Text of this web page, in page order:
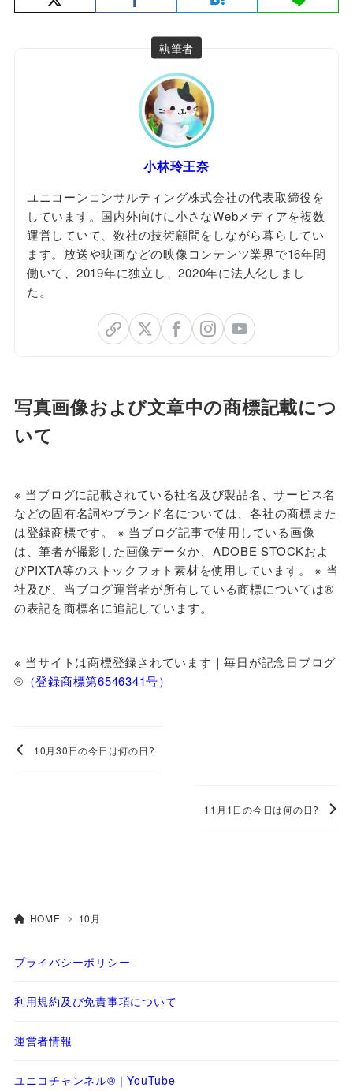
執筆者
小林玲王奈
ユニコーンコンサルティング株式会社の代表取締役を
しています。国内外向けに小さなWebメディアを複数
運営していて、数社の技術顧問をしながら暮らしてい
ます。放送や映画などの映像コンテンツ業界で16年間
働いて、2019年に独立し、2020年に法人化しまし
た。
写真画像および文章中の商標記載につ
いて
※ 当ブログに記載されている社名及び製品名、サービス名
などの固有名詞やブランド名については、各社の商標また
は登録商標です。 ※ 当ブログ記事で使用している画像
は、筆者が撮影した画像データか、ADOBE STOCKおよ
びPIXTA等のストックフォト素材を使用しています。 ※ 当
社及び、当ブログ運営者が所有している商標については®
の表記を商標名に追記しています。
※ 当サイトは商標登録されています｜毎日が記念日ブログ
®️ （登録商標第6546341号）
10月30日の今日は何の日?
11月1日の今日は何の日?
HOME 10月
プライバシーポリシー
利用規約及び免責事項について
運営者情報
ユニコチャンネル®｜YouTube